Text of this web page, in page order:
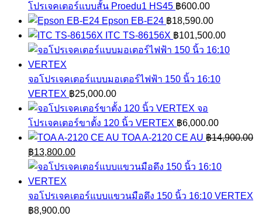
โปรเจคเตอร์แบบสั้น Proedu1 HS45 ฿600.00
Epson EB-E24 ฿18,590.00
ITC TS-86156X ฿101,500.00
จอโปรเจคเตอร์แบบมอเตอร์ไฟฟ้า 150 นิ้ว 16:10
VERTEX ฿25,000.00
จอ
โปรเจคเตอร์ขาตั้ง 120 นิ้ว VERTEX ฿6,000.00
TOA A-2120 CE AU ฿14,900.00
Original
price
was:
฿14,900.00.
฿13,800.00Current
price
฿13,800.00.
จอโปรเจคเตอร์แบบแขวนมือดึง 150 นิ้ว 16:10 VERTEX
฿8,900.00